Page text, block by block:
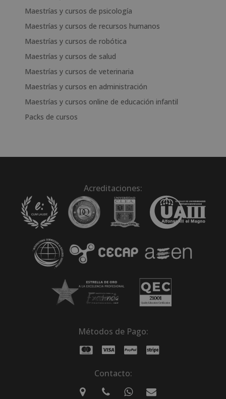
Maestrías y cursos de psicología
Maestrías y cursos de recursos humanos
Maestrías y cursos de robótica
Maestrías y cursos de salud
Maestrías y cursos de veterinaria
Maestrías y cursos en administración
Maestrías y cursos online de educación infantil
Packs de cursos
Acreditaciones:
Métodos de Pago:
Contacto: